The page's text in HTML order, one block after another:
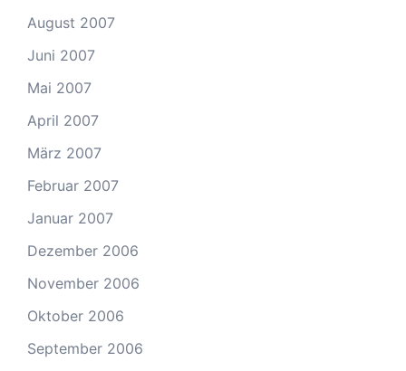
August 2007
Juni 2007
Mai 2007
April 2007
März 2007
Februar 2007
Januar 2007
Dezember 2006
November 2006
Oktober 2006
September 2006